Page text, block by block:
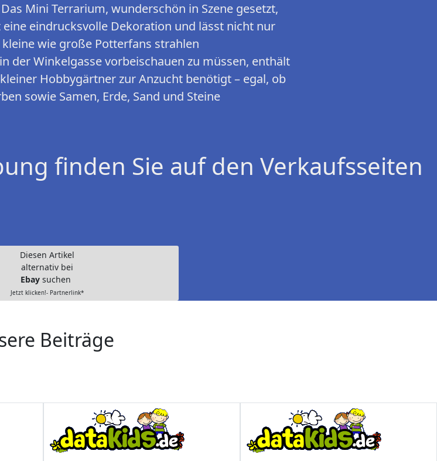
Mini Terrarium, wunderschön in Szene gesetzt,
eindrucksvolle Dekoration und lässt nicht nur
wie große Potterfans strahlen
der Winkelgasse vorbeischauen zu müssen, enthält
Hobbygärtner zur Anzucht benötigt – egal, ob
sowie Samen, Erde, Sand und Steine
finden Sie auf den Verkaufsseiten
Diesen Artikel
alternativ bei
Ebay suchen
Jetzt klicken!- Partnerlink*
Beiträge